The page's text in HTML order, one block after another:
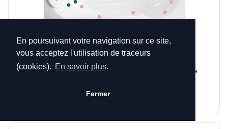
En poursuivant votre navigation sur ce site,
vous acceptez l'utilisation de traceurs
(cookies). En savoir plus.
Fermer
Système massant Sensation Air Pool pour baignoire